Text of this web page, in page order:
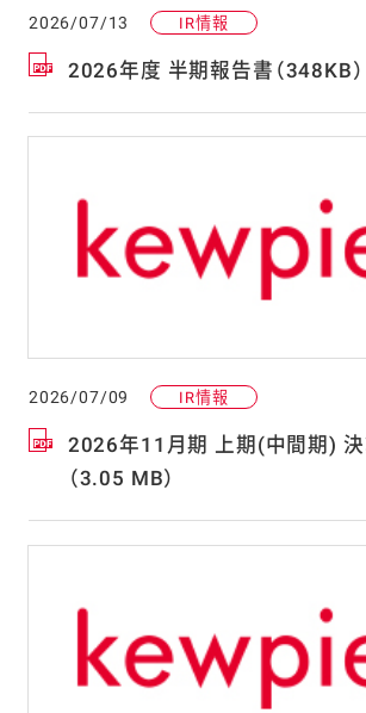
2026/07/13 IR情報
2026年度 半期報告書（348KB）
2026/07/09 IR情報
2026年11月期 上期(中間期)
（3.05 MB）